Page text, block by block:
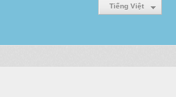
Tiếng Việt